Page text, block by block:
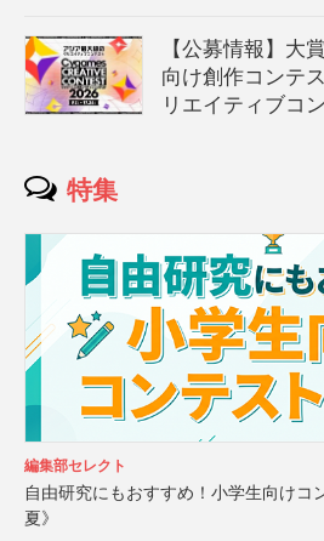
【公募情報】大
向け創作コンテ
リエイティブコ
特集
編集部セレクト
自由研究にもおすすめ！小学生向けコ
夏》